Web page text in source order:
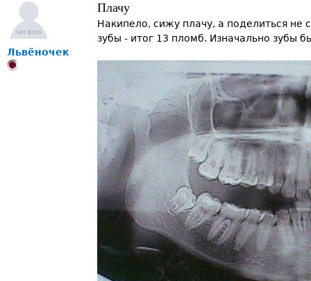
Львёночек
Плачу
Накипело, сижу плачу, а поделиться
зубы - итог 13 пломб. Изначально зубы